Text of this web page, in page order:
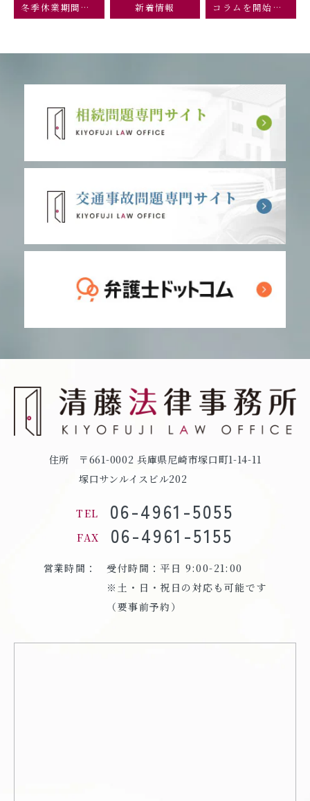
冬季休業期間のお知らせ 新着情報 コラムを開始します
住所
〒661-0002 兵庫県尼崎市塚口町1-14-11
塚口サンルイスビル202
TEL 06-4961-5055
FAX 06-4961-5155
営業時間：
受付時間：平日 9:00-21:00
※土・日・祝日の対応も可能です
（要事前予約）